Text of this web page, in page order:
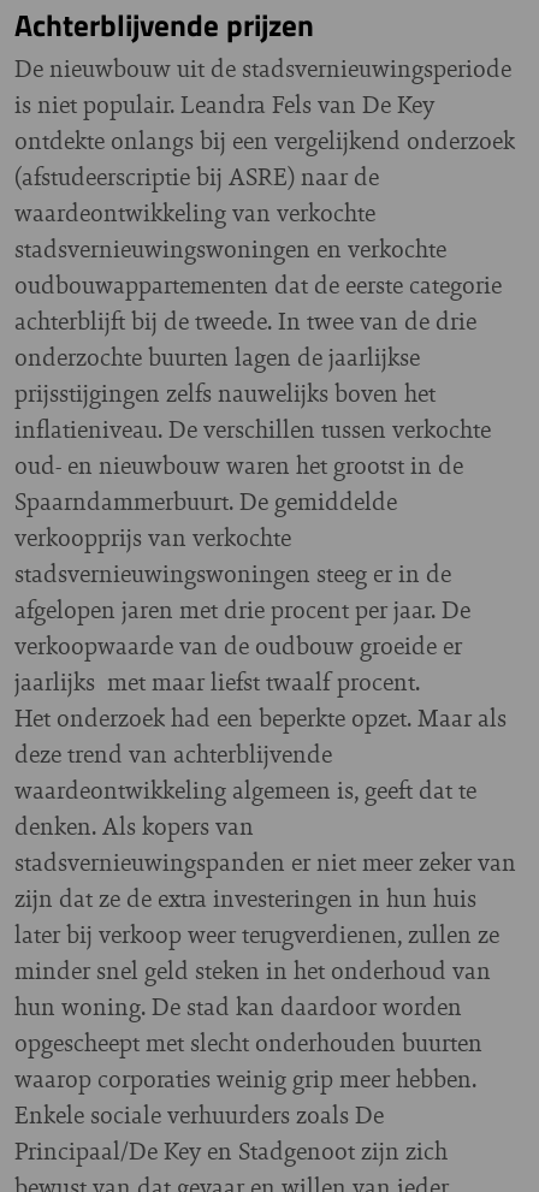
Achterblijvende prijzen
De nieuwbouw uit de stadsvernieuwingsperiode
is niet populair. Leandra Fels van De Key
ontdekte onlangs bij een vergelijkend onderzoek
(afstudeerscriptie bij ASRE) naar de
waardeontwikkeling van verkochte
stadsvernieuwingswoningen en verkochte
oudbouwappartementen dat de eerste categorie
achterblijft bij de tweede. In twee van de drie
onderzochte buurten lagen de jaarlijkse
prijsstijgingen zelfs nauwelijks boven het
inflatieniveau. De verschillen tussen verkochte
oud- en nieuwbouw waren het grootst in de
Spaarndammerbuurt. De gemiddelde
verkoopprijs van verkochte
stadsvernieuwingswoningen steeg er in de
afgelopen jaren met drie procent per jaar. De
verkoopwaarde van de oudbouw groeide er
jaarlijks met maar liefst twaalf procent.
Het onderzoek had een beperkte opzet. Maar als
deze trend van achterblijvende
waardeontwikkeling algemeen is, geeft dat te
denken. Als kopers van
stadsvernieuwingspanden er niet meer zeker van
zijn dat ze de extra investeringen in hun huis
later bij verkoop weer terugverdienen, zullen ze
minder snel geld steken in het onderhoud van
hun woning. De stad kan daardoor worden
opgescheept met slecht onderhouden buurten
waarop corporaties weinig grip meer hebben.
Enkele sociale verhuurders zoals De
Principaal/De Key en Stadgenoot zijn zich